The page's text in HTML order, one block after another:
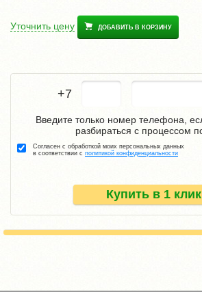
Уточнить цену ДОБАВИТЬ В КОРЗИНУ
+7
Купить в 1 клик
Введите только номер телефона,
разбираться с процессом
Согласен с обработкой моих персональных данных
в соответствии с политикой конфиденциальности